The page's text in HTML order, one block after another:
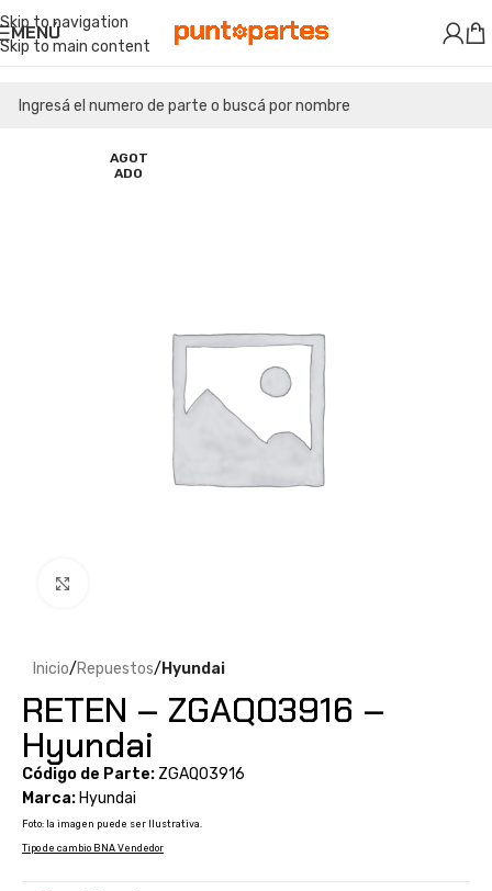
Skip to navigation
Skip to main content
MENÚ
AGOT
ADO
Inicio Repuestos Hyundai
RETEN – ZGAQ03916 –
Hyundai
Código de Parte: ZGAQ03916
Marca: Hyundai
Foto: la imagen puede ser Ilustrativa.
Tipo de cambio BNA Vendedor